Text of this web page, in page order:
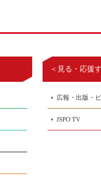
＜見る・応援
広報・出版・
JSPO TV